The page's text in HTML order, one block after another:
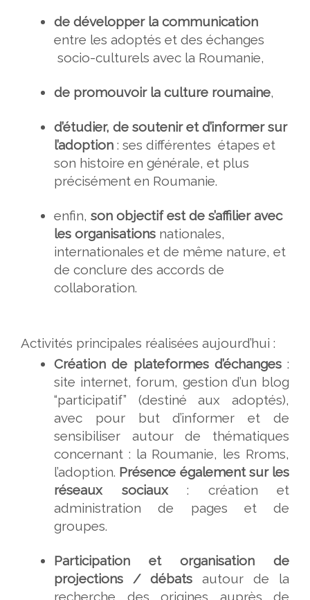
de développer la communication
entre les adoptés et des échanges
socio-culturels avec la Roumanie,
de promouvoir la culture roumaine,
d’étudier, de soutenir et d’informer sur
l’adoption : ses différentes étapes et
son histoire en générale, et plus
précisément en Roumanie.
enfin, son objectif est de s’affilier avec
les organisations nationales,
internationales et de même nature, et
de conclure des accords de
collaboration.
Activités principales réalisées aujourd’hui :
Création de plateformes d’échanges:
site internet, forum, gestion d’un blog
“participatif” (destiné aux adoptés),
avec pour but d’informer et de
sensibiliser autour de thématiques
concernant : la Roumanie, les Rroms,
l’adoption. Présence également sur les
réseaux sociaux: création et
administration de pages et de
groupes.
Participation et organisation de
projections / débats autour de la
recherche des origines auprès de